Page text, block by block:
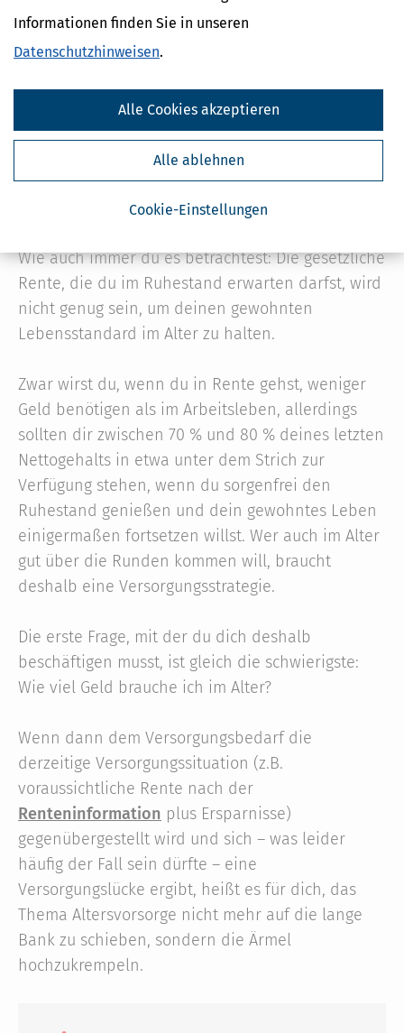
Informationen finden Sie in unseren
Datenschutzhinweisen.
Cookie-Einstellungen
Alle ablehnen
Alle Cookies akzeptieren
Dein Geld für eine bessere Welt
Leitfaden für nachhaltige Anlagen
Wie spart man Geld fürs
Wie auch immer du es betrachtest: Die gesetzliche
Rente, die du im Ruhestand erwarten darfst, wird
nicht genug sein, um deinen gewohnten
Lebensstandard im Alter zu halten.
Zwar wirst du, wenn du in Rente gehst, weniger
Geld benötigen als im Arbeitsleben, allerdings
sollten dir zwischen 70 % und 80 % deines letzten
Nettogehalts in etwa unter dem Strich zur
Verfügung stehen, wenn du sorgenfrei den
Ruhestand genießen und dein gewohntes Leben
einigermaßen fortsetzen willst. Wer auch im Alter
gut über die Runden kommen will, braucht
deshalb eine Versorgungsstrategie.
Die erste Frage, mit der du dich deshalb
beschäftigen musst, ist gleich die schwierigste:
Wie viel Geld brauche ich im Alter?
Wenn dann dem Versorgungsbedarf die
derzeitige Versorgungssituation (z.B.
voraussichtliche Rente nach der
Renteninformation plus Ersparnisse)
gegenübergestellt wird und sich – was leider
häufig der Fall sein dürfte – eine
Versorgungslücke ergibt, heißt es für dich, das
Thema Altersvorsorge nicht mehr auf die lange
Bank zu schieben, sondern die Ärmel
hochzukrempeln.